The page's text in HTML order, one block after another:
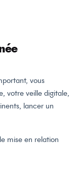
vous
votre veille digitale,
lancer un
mise en relation